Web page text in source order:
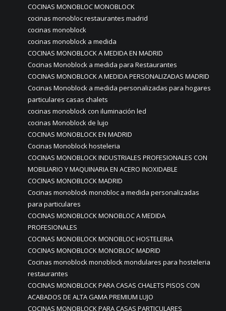
COCINAS MONOBLOC MONOBLOCK
cocinas monobloc restaurantes madrid
cocinas monoblock
cocinas monoblock a medida
COCINAS MONOBLOCK A MEDIDA EN MADRID
Cocinas Monoblock a medida para Restaurantes
COCINAS MONOBLOCK A MEDIDA PERSONALIZADAS MADRID
Cocinas Monoblock a medida personalizadas para hogares
particulares casas chalets
cocinas monoblock con iluminación led
cocinas Monoblock de lujo
COCINAS MONOBLOCK EN MADRID
Cocinas Monoblock hosteleria
COCINAS MONOBLOCK INDUSTRIALES PROFESIONALES CON
MOBILIARIO Y MAQUINARIA EN ACERO INOXIDABLE
COCINAS MONOBLOCK MADRID
Cocinas monoblock monobloc a medida personalizadas
para particulares
COCINAS MONOBLOCK MONOBLOC A MEDIDA
PROFESIONALES
COCINAS MONOBLOCK MONOBLOC HOSTELERIA
COCINAS MONOBLOCK MONOBLOC MADRID
Cocinas monoblock monoblock mondulares para hosteleria
restaurantes
COCINAS MONOBLOCK PARA CASAS CHALETS PISOS CON
ACABADOS DE ALTA GAMA PREMIUM LUJO
COCINAS MONOBLOCK PARA CASAS PARTICULARES